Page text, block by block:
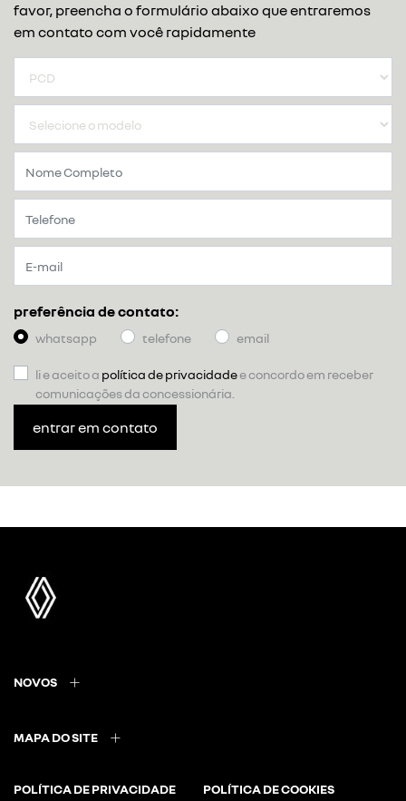
favor, preencha o formulário abaixo que entraremos
em contato com você rapidamente
preferência de contato:
whatsapp telefone email
li e aceito a política de privacidadee concordo em receber
comunicações da concessionária.
entrar em contato
NOVOS
MAPA DO SITE
POLÍTICA DE PRIVACIDADE POLÍTICA DE COOKIES